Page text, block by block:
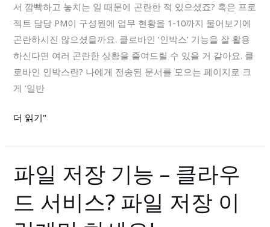
서 깜빡하고 놓치는 일 때문에 곤란한 적 있으셨죠? 혹은 프로
젝트 담당 PM이 구성원에 업무 현황을 1-10까지 물어보기에
곤란하시진 않으셨을까요. 클로바인 ‘인박스’ 기능을 잘 활용
하신다면 여러 곤란한 상황을 줄여드릴 수 있을 거 같아요. 클
로바인 인박스란? 나에게 전송된 문서를 모으는 페이지로 크
게 ‘일반
분
화
뿐
만
아
닌
마
까
더 읽기"
파일 저장 기능 – 클라우
드 서비스? 파일 저장 이
파
일
저